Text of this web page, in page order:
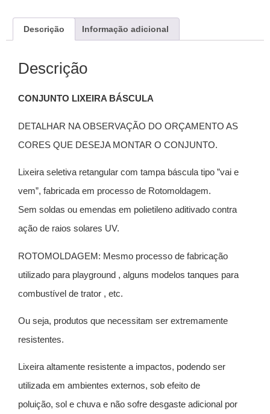
Descrição Informação adicional
Descrição
CONJUNTO LIXEIRA BÁSCULA
DETALHAR NA OBSERVAÇÃO DO ORÇAMENTO AS
CORES QUE DESEJA MONTAR O CONJUNTO.
Lixeira seletiva retangular com tampa báscula tipo ”vai e
vem”, fabricada em processo de Rotomoldagem.
Sem soldas ou emendas em polietileno aditivado contra
ação de raios solares UV.
ROTOMOLDAGEM: Mesmo processo de fabricação
utilizado para playground , alguns modelos tanques para
combustível de trator , etc.
Ou seja, produtos que necessitam ser extremamente
resistentes.
Lixeira altamente resistente a impactos, podendo ser
utilizada em ambientes externos, sob efeito de
poluição, sol e chuva e não sofre desgaste adicional por